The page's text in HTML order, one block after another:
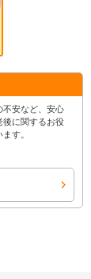
不安など、安心
後に関するお役
す。